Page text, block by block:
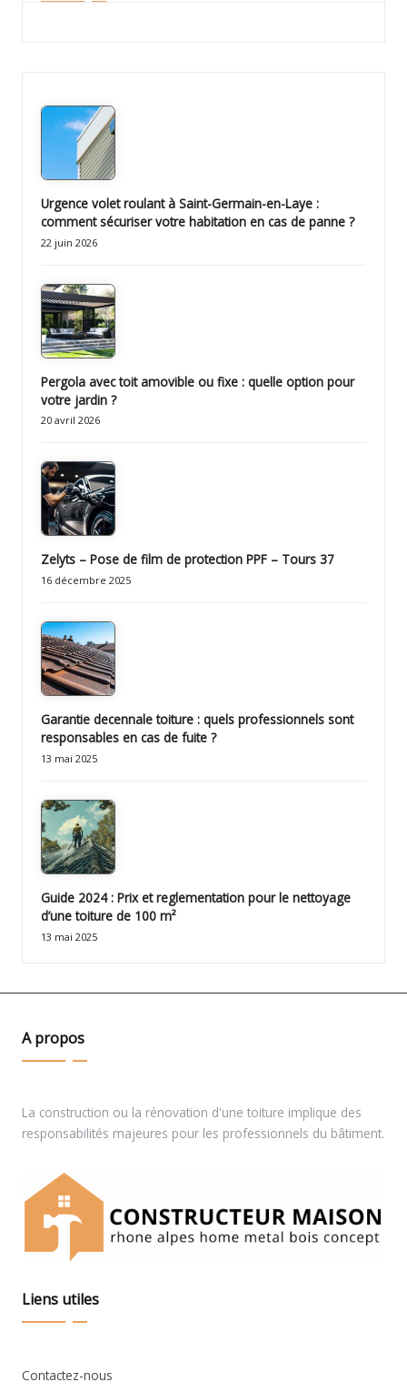
Urgence volet roulant à Saint-Germain-en-Laye :
comment sécuriser votre habitation en cas de panne ?
22 juin 2026
Pergola avec toit amovible ou fixe : quelle option pour
votre jardin ?
20 avril 2026
Zelyts – Pose de film de protection PPF – Tours 37
16 décembre 2025
Garantie decennale toiture : quels professionnels sont
responsables en cas de fuite ?
13 mai 2025
Guide 2024 : Prix et reglementation pour le nettoyage
d’une toiture de 100 m²
13 mai 2025
A propos
La construction ou la rénovation d'une toiture implique des
responsabilités majeures pour les professionnels du bâtiment.
Liens utiles
Contactez-nous